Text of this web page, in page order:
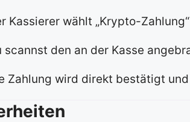
Kassierer wählt „Krypto-
scannst den an der Kasse
Zahlung wird direkt bestätigt